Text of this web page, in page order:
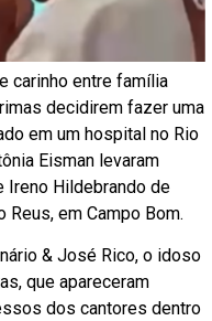
carinho entre família
decidirem fazer uma
em um hospital no Rio
Eisman levaram
Ireno Hildebrando de
em Campo Bom.
& José Rico, o idoso
que apareceram
dos cantores dentro